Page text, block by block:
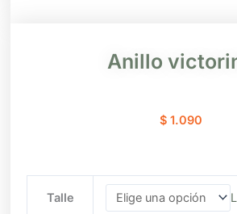
Anillo
$1.090
Talle
victorino